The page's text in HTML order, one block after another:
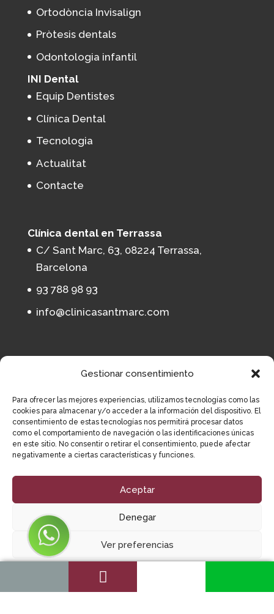
Gestionar consentimiento
Para ofrecer las mejores experiencias, utilizamos tecnologías como las
cookies para almacenar y/o acceder a la información del dispositivo. El
consentimiento de estas tecnologías nos permitirá procesar datos
como el comportamiento de navegación o las identificaciones únicas
en este sitio. No consentir o retirar el consentimiento, puede afectar
negativamente a ciertas características y funciones.
Aceptar
Denegar
Ver preferencias
Política de cookies
Ortodòncia Invisalign
Pròtesis dentals
Odontologia infantil
INI Dental
Equip Dentistes
Clínica Dental
Tecnologia
Actualitat
Contacte
Clínica dental en Terrassa
C/ Sant Marc, 63, 08224 Terrassa,
Barcelona
93 788 98 93
info@clinicasantmarc.com
Clínica dental en Sant Andreu
C/ Pau Casals, 7 08740, Sant Andreu de la
Barca
93 653 50 03
santandreu@inidental.com
Clínica dental en Sabadell
C/ Calderón, 194, 08201, Sabadell,
Barcelona
93 164 11 65
sabadell@inidental.com